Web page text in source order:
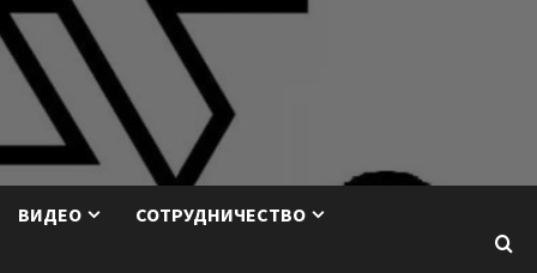
ВИДЕО СОТРУДНИЧЕСТВО